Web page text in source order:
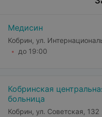
Медисин
Кобрин, ул.
до 19:00
Кобринская
больница
Кобрин, ул. Советская, 132